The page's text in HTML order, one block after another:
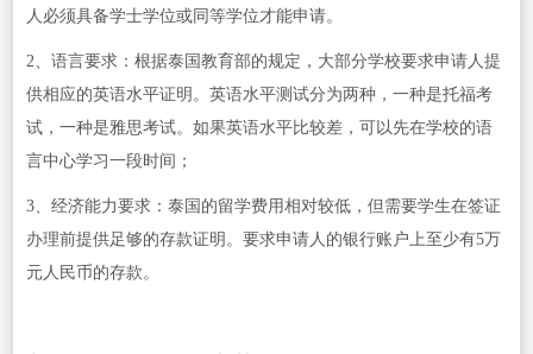
人必须具备学士学位或同等学位才能申请。
2、语言要求：根据泰国教育部的规定，大部分学校要求申请人提
供相应的英语水平证明。英语水平测试分为两种，一种是托福考
试，一种是雅思考试。如果英语水平比较差，可以先在学校的语
言中心学习一段时间；
3、经济能力要求：泰国的留学费用相对较低，但需要学生在签证
办理前提供足够的存款证明。要求申请人的银行账户上至少有5万
元人民币的存款。